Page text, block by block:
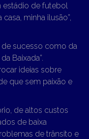
estádio de futebol
minha ilusão”,
sucesso como da
Baixada”.
ideias sobre
que sem paixão e
de altos custos
de baixa
de trânsito e